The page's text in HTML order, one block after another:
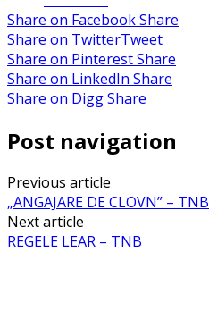
Share on FacebookShare
Share on TwitterTweet
Share on PinterestShare
Share on LinkedIn Share
Share on DiggShare
Post navigation
Previous article
„ANGAJARE DE CLOVN” – TNB
Next article
REGELE LEAR – TNB